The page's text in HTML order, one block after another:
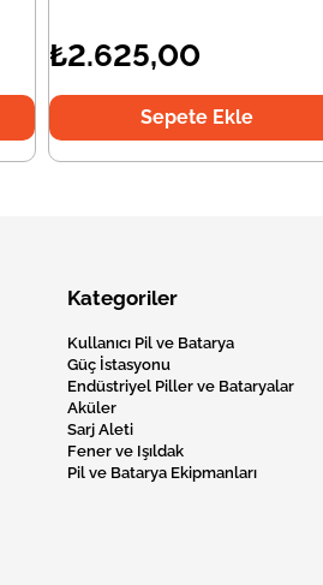
₺2.625,00
Sepete Ekle
Kategoriler
Kullanıcı Pil ve Batarya
Güç İstasyonu
Endüstriyel Piller ve Bataryalar
Aküler
Sarj Aleti
Fener ve Işıldak
Pil ve Batarya Ekipmanları